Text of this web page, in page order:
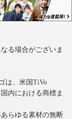
る場合がございま
は、米国TiVo
内における商標ま
らゆる素材の無断